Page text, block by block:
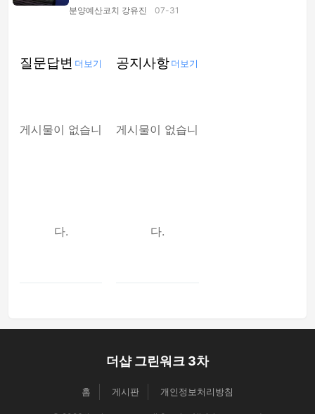
유형 예산으로 나눠 비교합니다. 옵션과 대출, 세...
분양예산코치 강유진 07-31
질문답변
게시물이 없습니
다.
더보기 공지사항
게시물이 없습니
다.
더보기
더샵 그린워크 3차
홈 게시판 개인정보처리방침